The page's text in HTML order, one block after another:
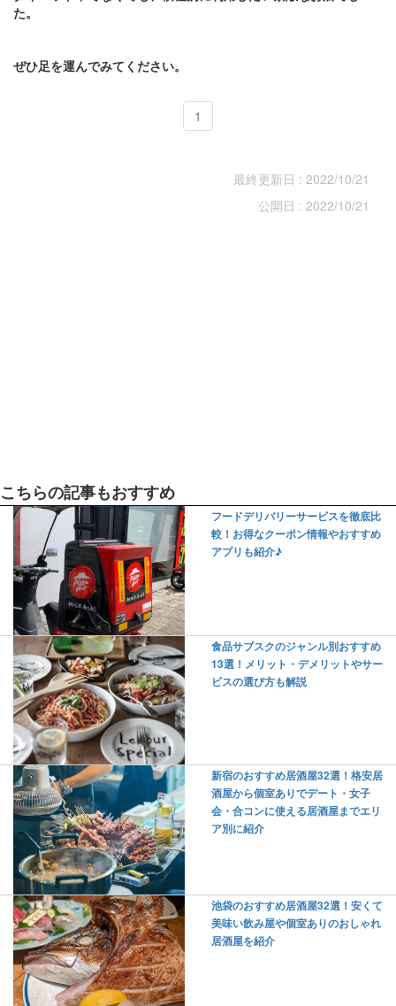
た。
ぜひ足を運んでみてください。
1
最終更新日 : 2022/10/21
公開日 : 2022/10/21
こちらの記事もおすすめ
フードデリバリーサービスを徹底比
較！お得なクーポン情報やおすすめ
アプリも紹介♪
食品サブスクのジャンル別おすすめ
13選！メリット・デメリットやサー
ビスの選び方も解説
新宿のおすすめ居酒屋32選！格安居
酒屋から個室ありでデート・女子
会・合コンに使える居酒屋までエリ
ア別に紹介
池袋のおすすめ居酒屋32選！安くて
美味い飲み屋や個室ありのおしゃれ
居酒屋を紹介